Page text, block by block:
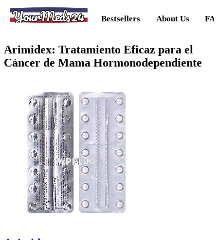
YourMeds24 Bestsellers About Us
Arimidex: Tratamiento Eficaz para el
Cáncer de Mama Hormonodependiente